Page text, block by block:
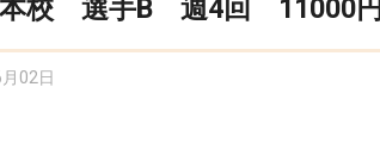
校 選手B 週4回 11000円
02日